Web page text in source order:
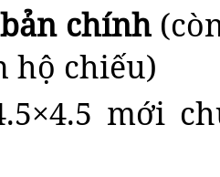
bản chính
hộ chiếu)
mới